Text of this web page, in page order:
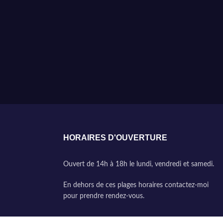
HORAIRES D'OUVERTURE
Ouvert de 14h à 18h le lundi, vendredi et samedi.
En dehors de ces plages horaires contactez-moi
pour prendre rendez-vous.